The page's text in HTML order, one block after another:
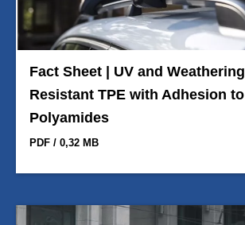
Fact Sheet | UV and Weathering
Resistant TPE with Adhesion to
Polyamides
PDF / 0,32 MB